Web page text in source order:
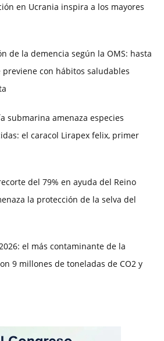
en Ucrania inspira a los mayores
de la demencia según la OMS: hasta
previene con hábitos saludables
submarina amenaza especies
el caracol Lirapex felix, primer
del 79% en ayuda del Reino
la protección de la selva del
el más contaminante de la
9 millones de toneladas de CO2 y